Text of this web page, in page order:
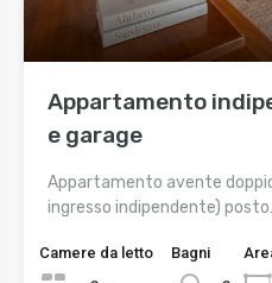
Appartamento
e garage
Appartamento avente
ingresso indipendente)
Camere da letto
Bagni